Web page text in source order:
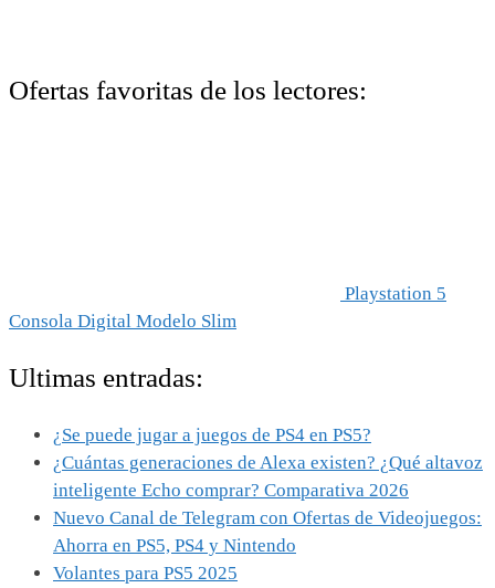
Ofertas favoritas de los lectores:
Playstation 5
Consola Digital Modelo Slim
Ultimas entradas:
¿Se puede jugar a juegos de PS4 en PS5?
¿Cuántas generaciones de Alexa existen? ¿Qué altavoz
inteligente Echo comprar? Comparativa 2026
Nuevo Canal de Telegram con Ofertas de Videojuegos:
Ahorra en PS5, PS4 y Nintendo
Volantes para PS5 2025